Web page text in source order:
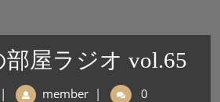
部屋ラジオ vol.65
| member |
0